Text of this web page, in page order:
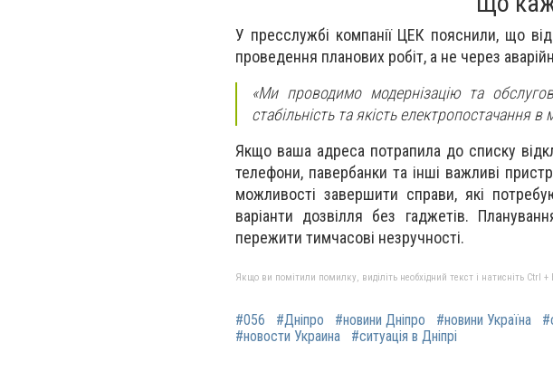
У пресслужбі компанії ЦЕК пояснили, що
проведення планових робіт, а не через
«Ми проводимо модернізацію та
стабільність та якість електропостачання в
Якщо ваша адреса потрапила до списку
телефони, павербанки та інші важливі
можливості завершити справи, які
варіанти дозвілля без гаджетів.
пережити тимчасові незручності.
Якщо ви помітили помилку, виділіть необхідний текст і натисніть Ctrl
#056 #Дніпро #новини Дніпро #новини Україна
#новости Украина
#ситуація в Дніпрі